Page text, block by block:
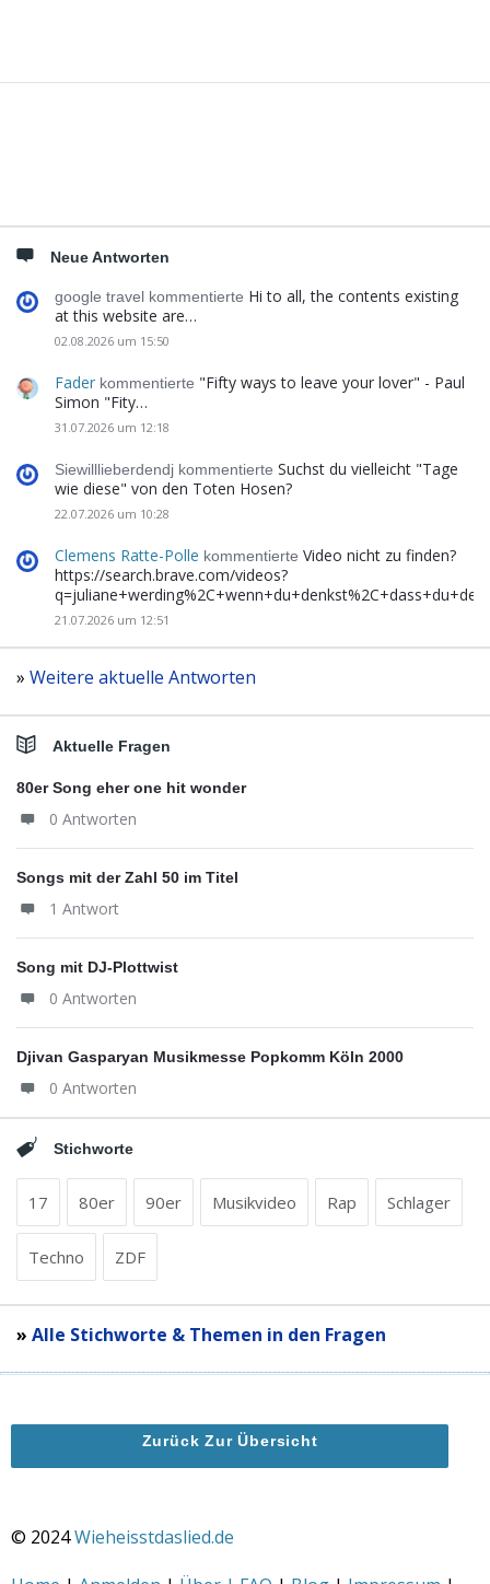
Neue Antworten
google travel kommentierte Hi to all, the contents existing
at this website are…
02.08.2026 um 15:50
Fader kommentierte "Fifty ways to leave your lover" - Paul
Simon "Fity…
31.07.2026 um 12:18
Siewilllieberdendj kommentierte Suchst du vielleicht "Tage
wie diese" von den Toten Hosen?
22.07.2026 um 10:28
Clemens Ratte-Polle kommentierte Video nicht zu finden?
https://search.brave.com/videos?
21.07.2026 um 12:51
» Weitere aktuelle Antworten
Aktuelle Fragen
80er Song eher one hit wonder
0 Antworten
Songs mit der Zahl 50 im Titel
1 Antwort
Song mit DJ-Plottwist
0 Antworten
Djivan Gasparyan Musikmesse Popkomm Köln 2000
0 Antworten
Stichworte
17 80er 90er Musikvideo Rap Schlager
Techno ZDF
» Alle Stichworte & Themen in den Fragen
Zurück Zur Übersicht
© 2024Wieheisstdaslied.de